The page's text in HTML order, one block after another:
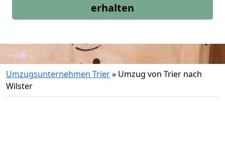
erhalten
Umzugsunternehmen Trier» Umzug von Trier nach
Wilster